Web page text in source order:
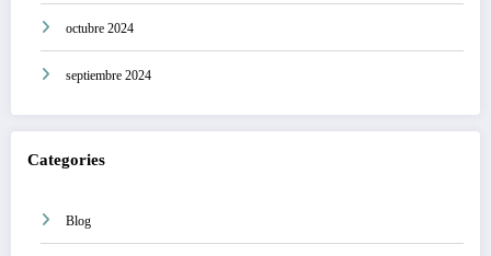
octubre 2024
septiembre 2024
Categories
Blog